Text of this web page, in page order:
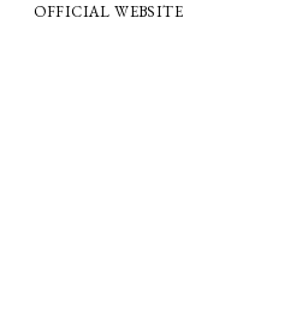
OFFICIAL WEBSITE